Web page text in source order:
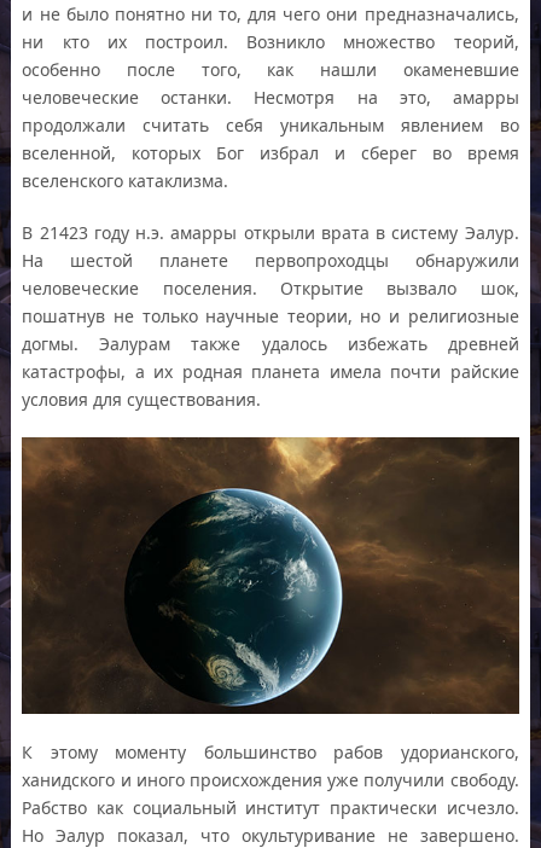
и не было понятно ни то, для чего они предназначались,
ни кто их построил. Возникло множество теорий,
особенно после того, как нашли окаменевшие
человеческие останки. Несмотря на это, амарры
продолжали считать себя уникальным явлением во
вселенной, которых Бог избрал и сберег во время
вселенского катаклизма.
В 21423 году н.э. амарры открыли врата в систему Эалур.
На шестой планете первопроходцы обнаружили
человеческие поселения. Открытие вызвало шок,
пошатнув не только научные теории, но и религиозные
догмы. Эалурам также удалось избежать древней
катастрофы, а их родная планета имела почти райские
условия для существования.
К этому моменту большинство рабов удорианского,
ханидского и иного происхождения уже получили свободу.
Рабство как социальный институт практически исчезло.
Но Эалур показал, что окультуривание не завершено.